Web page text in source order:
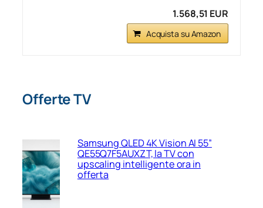
1.568,51 EUR
Acquista su Amazon
Offerte TV
Samsung QLED 4K Vision AI 55”
QE55Q7F5AUXZT, la TV con
upscaling intelligente ora in
offerta